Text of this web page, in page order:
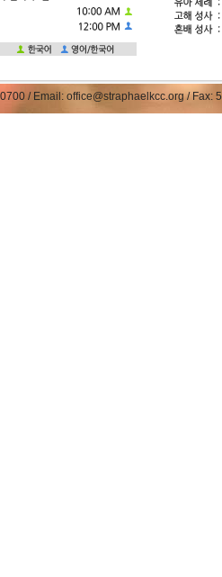
/ Email: office@straphaelkcc.org /